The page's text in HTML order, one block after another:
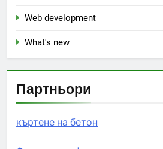
Web development
What's new
Партньори
къртене на бетон